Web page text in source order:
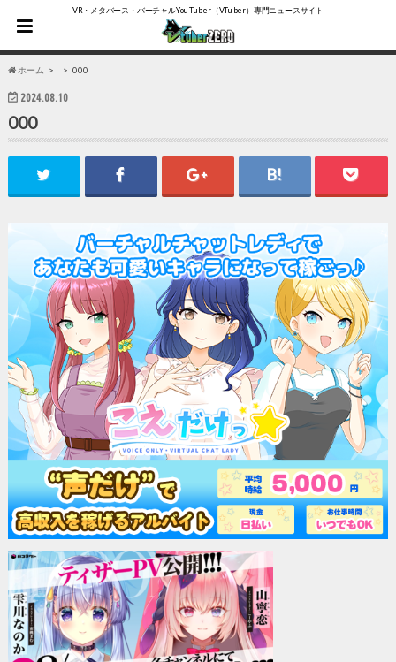
VR・メタバース・バーチャルYouTuber（VTuber）専門ニュースサイト
ホーム 000
2024.08.10
000